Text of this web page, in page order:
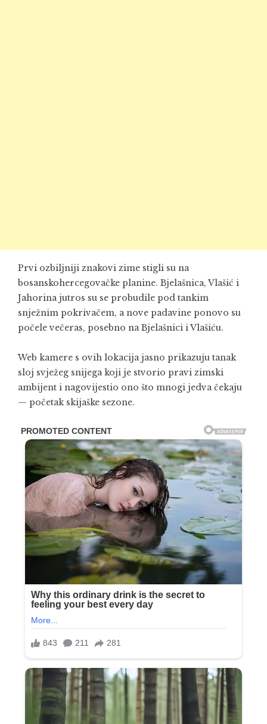
Prvi ozbiljniji znakovi zime stigli su na
bosanskohercegovačke planine. Bjelašnica, Vlašić i
Jahorina jutros su se probudile pod tankim
snježnim pokrivačem, a nove padavine ponovo su
počele večeras, posebno na Bjelašnici i Vlašiću.
Web kamere s ovih lokacija jasno prikazuju tanak
sloj svježeg snijega koji je stvorio pravi zimski
ambijent i nagovijestio ono što mnogi jedva čekaju
— početak skijaške sezone.